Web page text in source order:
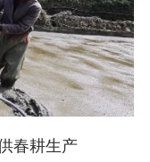
春耕生产